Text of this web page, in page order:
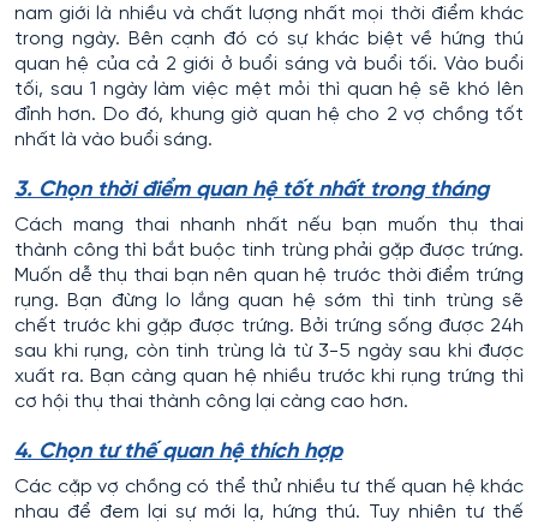
nam giới là nhiều và chất lượng nhất mọi thời điểm khác
trong ngày. Bên cạnh đó có sự khác biệt về hứng thú
quan hệ của cả 2 giới ở buổi sáng và buổi tối. Vào buổi
tối, sau 1 ngày làm việc mệt mỏi thì quan hệ sẽ khó lên
đỉnh hơn. Do đó, khung giờ quan hệ cho 2 vợ chồng tốt
nhất là vào buổi sáng.
3. Chọn thời điểm quan hệ tốt nhất trong tháng
Cách mang thai nhanh nhất nếu bạn muốn thụ thai
thành công thì bắt buộc tinh trùng phải gặp được trứng.
Muốn dễ thụ thai bạn nên quan hệ trước thời điểm trứng
rụng. Bạn đừng lo lắng quan hệ sớm thì tinh trùng sẽ
chết trước khi gặp được trứng. Bởi trứng sống được 24h
sau khi rụng, còn tinh trùng là từ 3-5 ngày sau khi được
xuất ra. Bạn càng quan hệ nhiều trước khi rụng trứng thì
cơ hội thụ thai thành công lại càng cao hơn.
4. Chọn tư thế quan hệ thích hợp
Các cặp vợ chồng có thể thử nhiều tư thế quan hệ khác
nhau để đem lại sự mới lạ, hứng thú. Tuy nhiên tư thế